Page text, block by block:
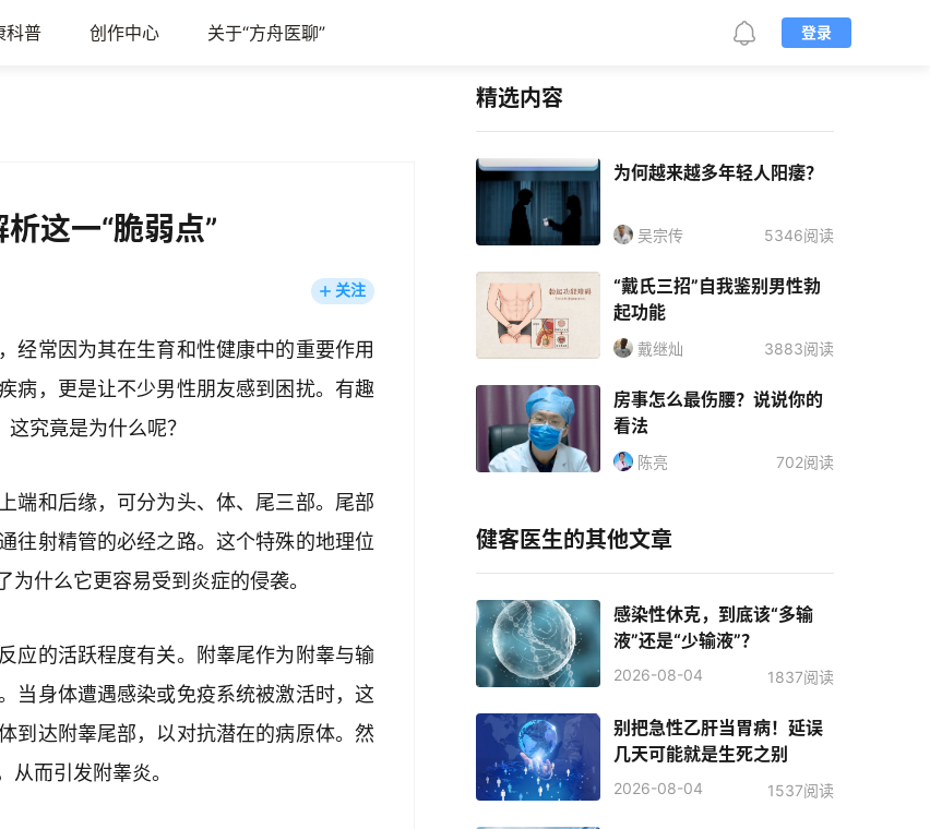
科普 创作中心 关于“方舟医聊” 登录
这一“脆弱点”
关注
经常因为其在生育和性健康中的重要作用
病，更是让不少男性朋友感到困扰。有趣
究竟是为什么呢？
端和后缘，可分为头、体、尾三部。尾部
往射精管的必经之路。这个特殊的地理位
什么它更容易受到炎症的侵袭。
应的活跃程度有关。附睾尾作为附睾与输
当身体遭遇感染或免疫系统被激活时，这
到达附睾尾部，以对抗潜在的病原体。然
而引发附睾炎。
精选内容
为何越来越多年轻人阳痿？
吴宗传 5346阅读
“戴氏三招”自我鉴别男性勃
起功能
戴继灿 3883阅读
房事怎么最伤腰？说说你的
看法
陈亮 702阅读
健客医生的其他文章
感染性休克，到底该“多输
液”还是“少输液”？
2026-08-04 1837阅读
别把急性乙肝当胃病！延误
几天可能就是生死之别
2026-08-04 1537阅读